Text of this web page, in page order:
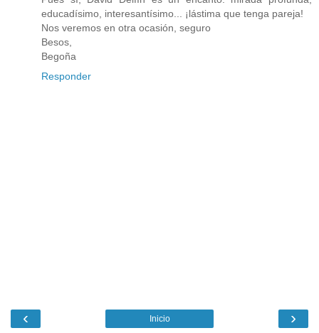
educadísimo, interesantísimo... ¡lástima que tenga pareja!
Nos veremos en otra ocasión, seguro
Besos,
Begoña
Responder
‹ ›
Inicio